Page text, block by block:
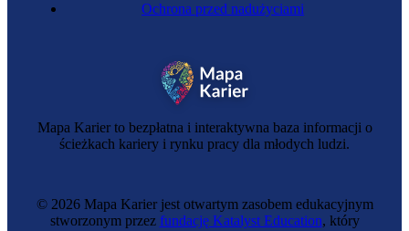
Operator procesów produkcyjnych
Mapa Karier to bezpłatna i interaktywna baza informacji o
ścieżkach kariery i rynku pracy dla młodych ludzi.
Ochrona przed nadużyciami
© 2026 Mapa Karier jest otwartym zasobem edukacyjnym
stworzonym przez fundację Katalyst Education, który